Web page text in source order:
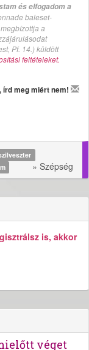
és elfogadom a
baleset-
a
Pf. 14.) küldött
feltételeket.
írd meg miért nem!
» Szépség
is, akkor
véget